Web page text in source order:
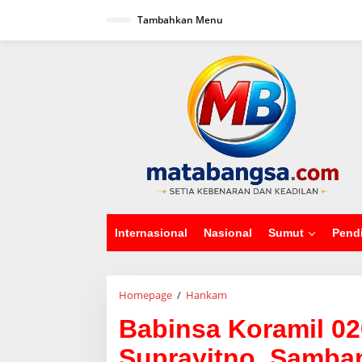
Tambahkan Menu
Internasional Nasional Sumut
Homepage / Hankam
b
n
Babinsa Koramil